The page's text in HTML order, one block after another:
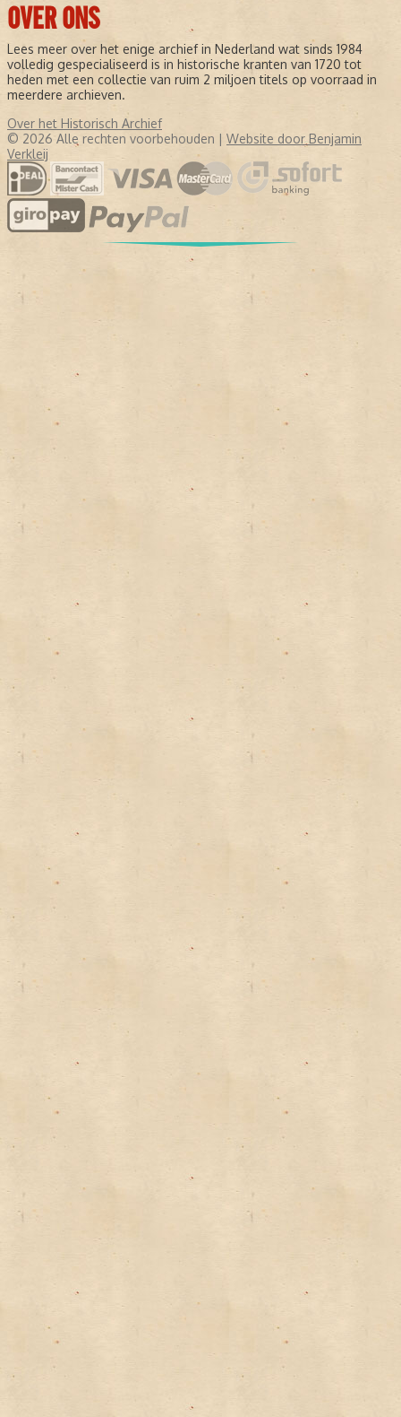
OVER ONS
Lees meer over het enige archief in Nederland wat sinds 1984
volledig gespecialiseerd is in historische kranten van 1720 tot
heden met een collectie van ruim 2 miljoen titels op voorraad in
meerdere archieven.
Over het Historisch Archief
© 2026 Alle rechten voorbehouden | Website door Benjamin
Verkleij